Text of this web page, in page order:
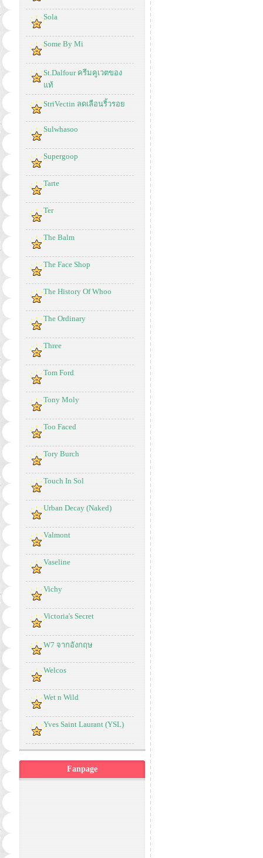
Sola
Some By Mi
St.Dalfour ครีมคูเวตของ
แท้
StriVectin ลดเลือนริ้วรอย
Sulwhasoo
Supergoop
Tarte
Ter
The Balm
The Face Shop
The History Of Whoo
The Ordinary
Three
Tom Ford
Tony Moly
Too Faced
Tory Burch
Touch In Sol
Urban Decay (Naked)
Valmont
Vaseline
Vichy
Victoria's Secret
W7 จากอังกฤษ
Welcos
Wet n Wild
Yves Saint Laurant (YSL)
Fanpage